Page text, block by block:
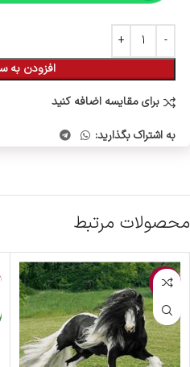
افزودن به
برای مقایسه اضافه کنید
به اشتراک بگذارید:
محصولات مرتبط
-7%